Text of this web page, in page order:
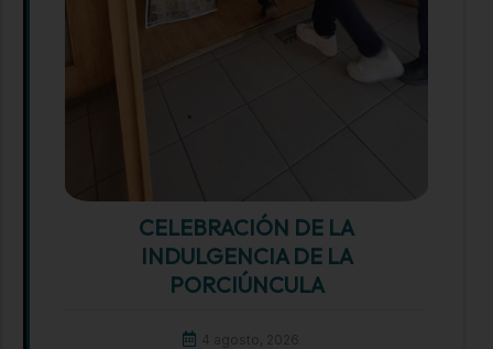
CELEBRACIÓN DE LA
INDULGENCIA DE LA
PORCIÚNCULA
4 agosto, 2026